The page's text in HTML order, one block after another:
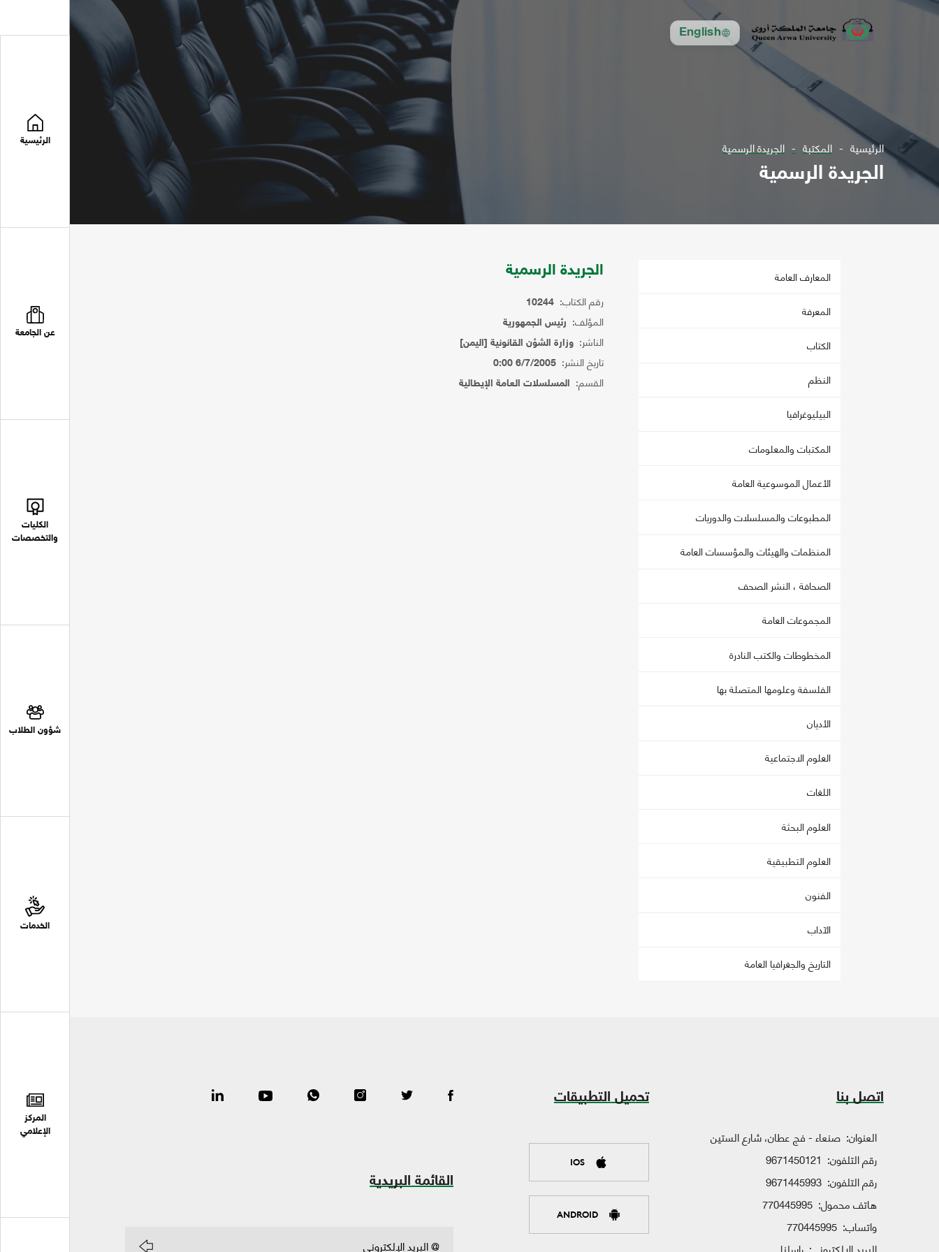
English
الرئيسية
عن الجامعة
الكليات
والتخصصات
شؤون الطلاب
الخدمات
المركز
الإعلامي
الرئيسية المكتبة الجريدة الرسمية
الجريدة الرسمية
المعارف العامة
المعرفة
الكتاب
النظم
البيليوغرافيا
المكتبات والمعلومات
الأعمال الموسوعية العامة
المطبوعات والمسلسلات والدوريات
المنظمات والهيئات والمؤسسات العامة
الصحافة ، النشر الصحف
المجموعات العامة
المخطوطات والكتب النادرة
الفلسفة وعلومها المتصلة بها
الأديان
العلوم الاجتماعية
اللغات
العلوم البحثة
العلوم التطبيقية
الفنون
الآداب
التاريخ والجغرافيا العامة
الجريدة الرسمية
رقم الكتاب: 10244
المؤلف: رئيس الجمهورية
الناشر: وزارة الشؤن القانونية [اليمن]
تاريخ النشر: 6/7/2005 0:00
القسم: المسلسلات العامة الإيطالية
اتصل بنا
العنوان: صنعاء - فج عطان، شارع الستين
رقم التلفون: 9671450121
رقم التلفون: 9671445993
هاتف محمول: 770445995
واتساب: 770445995
تحميل التطبيقات
IOS
ANDROID
القائمة البريدية